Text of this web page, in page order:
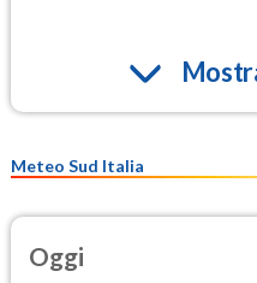
Meteo Sud Italia
Oggi